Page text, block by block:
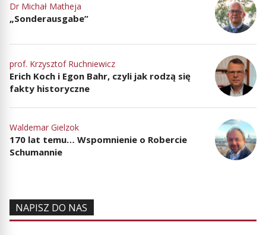
Dr Michał Matheja
„Sonderausgabe”
prof. Krzysztof Ruchniewicz
Erich Koch i Egon Bahr, czyli jak rodzą się
fakty historyczne
Waldemar Gielzok
170 lat temu… Wspomnienie o Robercie
Schumannie
NAPISZ DO NAS